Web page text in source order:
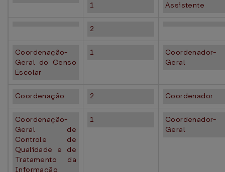
1 Assistente
2
Coordenação-
Geral do Censo
Escolar
1
Coordenador-
Geral
Coordenação 2 Coordenador
Coordenação-
Geral de
Controle de
Qualidade e de
Tratamento da
Informação
1
Coordenador-
Geral